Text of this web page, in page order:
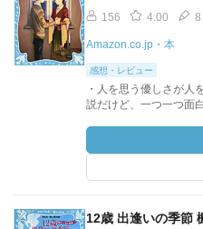
156 4.00 8
Amazon.co.jp・本
感想・レビュー
・人を思う優しさが人
説だけど、一つ一つ面
12歳 出逢いの季節